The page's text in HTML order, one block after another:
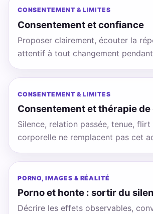
CONSENTEMENT & LIMITES
Consentement et confiance
Proposer clairement, écouter la
attentif à tout changement
CONSENTEMENT & LIMITES
Consentement et thérapie de
Silence, relation passée, tenue,
corporelle ne remplacent pas cet
PORNO, IMAGES & RÉALITÉ
Porno et honte : sortir du
Décrire les effets observables,